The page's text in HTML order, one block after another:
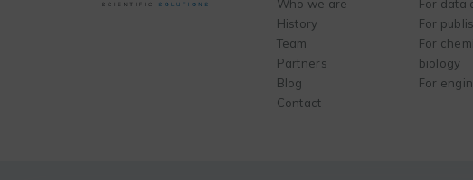
Who we are
History
Team
Partners
Blog
Contact
For data
For
For
biology
For